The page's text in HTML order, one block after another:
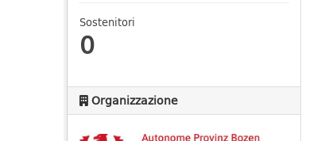
Sostenitori
0
Organizzazione